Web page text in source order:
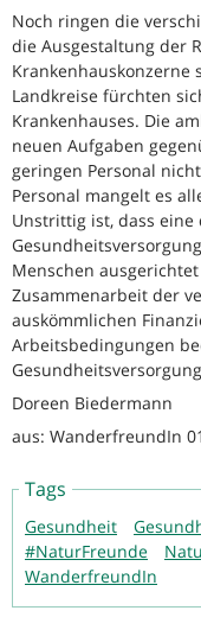
Noch ringen die
die Ausgestaltung der
Krankenhauskonzerne
Landkreise fürchten
Krankenhauses. Die
neuen Aufgaben
geringen Personal
Personal mangelt es
Unstrittig ist, dass
Menschen
Zusammenarbeit der
auskömmlichen
Arbeitsbedingungen
Doreen Biedermann
aus: WanderfreundIn
Tags
Gesundheit
#NaturFreunde
WanderfreundIn